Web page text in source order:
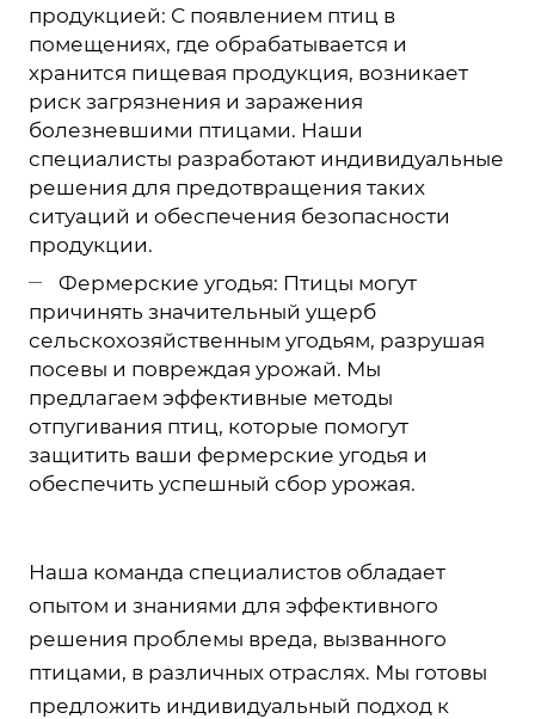
продукцией: С появлением птиц в
помещениях, где обрабатывается и
хранится пищевая продукция, возникает
риск загрязнения и заражения
болезневшими птицами. Наши
специалисты разработают индивидуальные
решения для предотвращения таких
ситуаций и обеспечения безопасности
продукции.
Фермерские угодья: Птицы могут
причинять значительный ущерб
сельскохозяйственным угодьям, разрушая
посевы и повреждая урожай. Мы
предлагаем эффективные методы
отпугивания птиц, которые помогут
защитить ваши фермерские угодья и
обеспечить успешный сбор урожая.
Наша команда специалистов обладает
опытом и знаниями для эффективного
решения проблемы вреда, вызванного
птицами, в различных отраслях. Мы готовы
предложить индивидуальный подход к